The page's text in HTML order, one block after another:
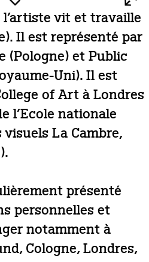
l’artiste vit et travaille
Il est représenté par
(Pologne) et Public
Uni). Il est
of Art à Londres
l’Ecole nationale
La Cambre,
présenté
personnelles et
notamment à
Cologne, Londres,